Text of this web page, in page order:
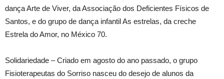
dança Arte de Viver, da Associação dos Deficientes Físicos de
Santos, e do grupo de dança infantil As estrelas, da creche
Estrela do Amor, no México 70.
Solidariedade – Criado em agosto do ano passado, o grupo
Fisioterapeutas do Sorriso nasceu do desejo de alunos da